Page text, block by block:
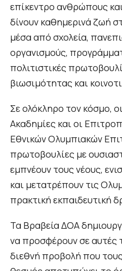
επίκεντρο ανθρώπους
δίνουν καθημερινά ζωή
μέσα από σχολεία,
οργανισμούς,
πολιτιστικές
βιωσιμότητας και
Σε ολόκληρο τον κόσμο,
Ακαδημίες και οι
Εθνικών Ολυμπιακών
πρωτοβουλίες με
εμπνέουν τους νέους,
και μετατρέπουν τις
πρακτική εκπαιδευτική
Τα Βραβεία ΔΟΑ
να προσφέρουν σε αυτές
διεθνή προβολή που